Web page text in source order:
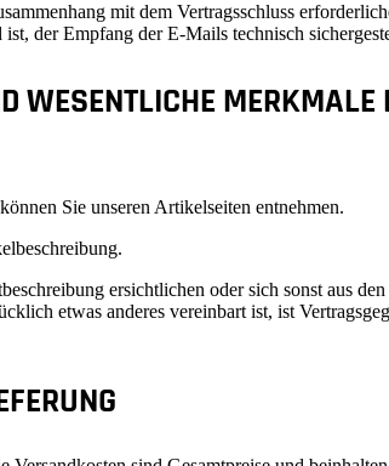
mit dem Vertragsschluss
der Empfang der E-Mails technisch
WESENTLICHE MERKMALE
Sie unseren Artikelseiten entnehmen.
ersichtlichen oder sich sonst aus
etwas anderes vereinbart ist, ist